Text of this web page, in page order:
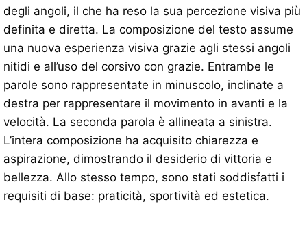
degli angoli, il che ha reso la sua percezione visiva più
definita e diretta. La composizione del testo assume
una nuova esperienza visiva grazie agli stessi angoli
nitidi e all’uso del corsivo con grazie. Entrambe le
parole sono rappresentate in minuscolo, inclinate a
destra per rappresentare il movimento in avanti e la
velocità. La seconda parola è allineata a sinistra.
L’intera composizione ha acquisito chiarezza e
aspirazione, dimostrando il desiderio di vittoria e
bellezza. Allo stesso tempo, sono stati soddisfatti i
requisiti di base: praticità, sportività ed estetica.